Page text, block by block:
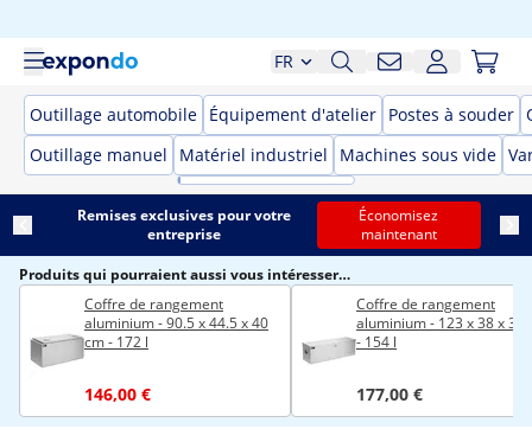
FR
Outillage automobile Équipement d'atelier Postes à souder
Outillage manuel
Matériel industriel Machines sous vide
Remises exclusives pour votre
entreprise
Économisez
maintenant
Produits qui pourraient aussi vous intéresser…
Coffre de rangement
aluminium - 90.5 x 44.5 x 40
cm - 172 l
146,00 €
Coffre de rangement
aluminium - 123 x 38 x 38
- 154 l
177,00 €